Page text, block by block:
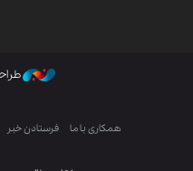
همکاری با ما فرستادن خبر